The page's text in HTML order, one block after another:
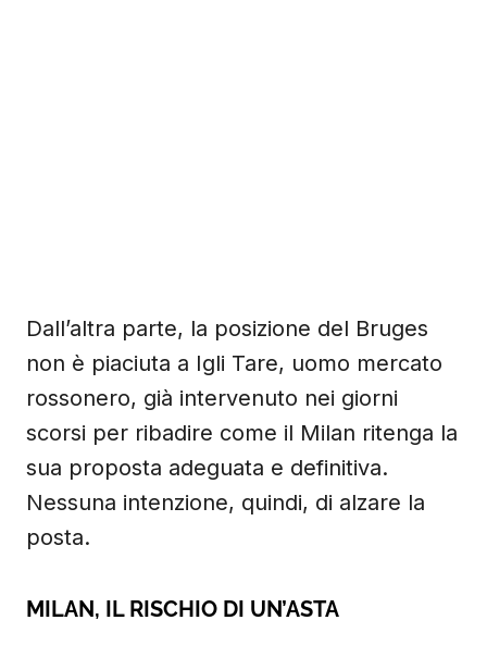
Dall’altra parte, la posizione del Bruges
non è piaciuta a Igli Tare, uomo mercato
rossonero, già intervenuto nei giorni
scorsi per ribadire come il Milan ritenga la
sua proposta adeguata e definitiva.
Nessuna intenzione, quindi, di alzare la
posta.
MILAN, IL RISCHIO DI UN’ASTA